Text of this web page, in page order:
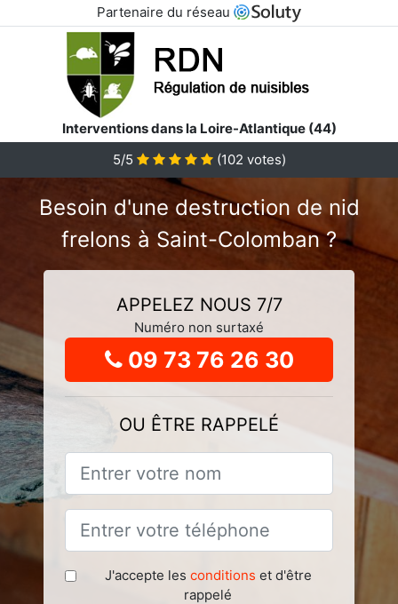
Partenaire du réseau
Interventions dans la Loire-Atlantique (44)
5/5 (102 votes)
Besoin d'une destruction de nid
frelons à Saint-Colomban ?
APPELEZ NOUS 7/7
Numéro non surtaxé
09 73 76 26 30
OU ÊTRE RAPPELÉ
J'accepte les conditions et d'être
rappelé